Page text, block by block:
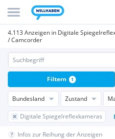
4.113 Anzeigen in Digitale
/ Camcorder
Bundesland Zustand
Digitale Spiegelreflexkameras
Filtern 1
Infos zur Reihung der Anzeigen